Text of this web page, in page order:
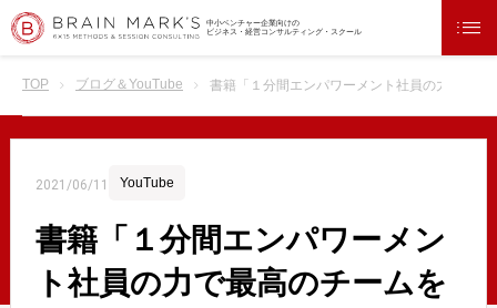
中小ベンチャー企業向けの
ビジネス・経営コンサルティング・スクール
TOP ブログ＆YouTube 書籍「１分間エンパワーメント社員の力で最高
2021/06/11 YouTube
書籍「１分間エンパワーメン
ト社員の力で最高のチームを